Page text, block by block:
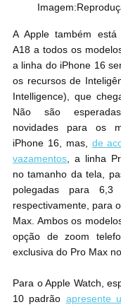
A Apple também
A18 a todos os
a linha do ‌iPhone 16‌ será capaz de suportar
os recursos de
Intelligence), que chegarão
Não são
novidades para os
‌iPhone 16‌, mas, de
vazamentos , a linha
no tamanho da tela,
polegadas para 6,3
respectivamente, para
Max. Ambos os
opção de zoom
exclusiva do Pro Max
Para o Apple Watch,
10 padrão apresente